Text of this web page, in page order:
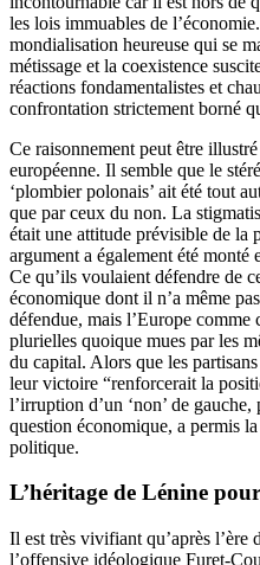
les lois immuables de
mondialisation heureuse qui se
métissage et la coexistence
réactions fondamentalistes et
confrontation strictement borné
Ce raisonnement peut être
européenne. Il semble que le
‘plombier polonais’ ait été tout
que par ceux du non. La
était une attitude prévisible de la
argument a également été monté
Ce qu’ils voulaient défendre de
économique dont il n’a même
défendue, mais l’Europe comme
plurielles quoique mues par les
du capital. Alors que les
leur victoire “renforcerait la
l’irruption d’un ‘non’ de
question économique, a permis
politique.
L’héritage de Lénine
Il est très vivifiant qu’après l’ère
l’offensive idéologique Furet-